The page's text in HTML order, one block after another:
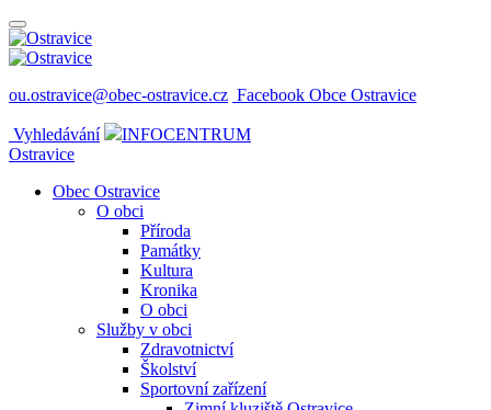
ou.ostravice@obec-ostravice.cz Facebook Obce Ostravice
Vyhledávání
INFOCENTRUM
Ostravice
Obec Ostravice
O obci
Příroda
Památky
Kultura
Kronika
O obci
Služby v obci
Zdravotnictví
Školství
Sportovní zařízení